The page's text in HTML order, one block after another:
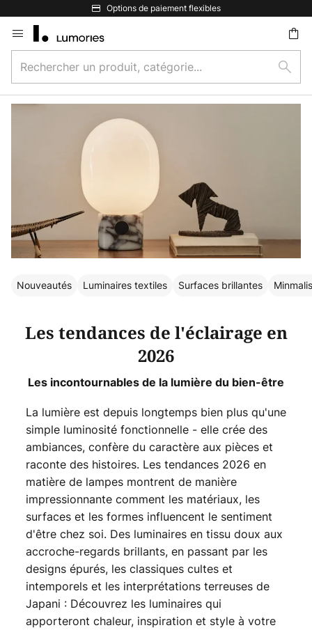
Options de paiement flexibles
Allez
au
contenu
un
produit,
catégorie...
Nouveautés Luminaires textiles Surfaces brillantes
Les tendances de l'éclairage en
2026
Les incontournables de la lumière du bien-être
La lumière est depuis longtemps bien plus qu'une
simple luminosité fonctionnelle - elle crée des
ambiances, confère du caractère aux pièces et
raconte des histoires. Les tendances 2026 en
matière de lampes montrent de manière
impressionnante comment les matériaux, les
surfaces et les formes influencent le sentiment
d'être chez soi. Des luminaires en tissu doux aux
accroche-regards brillants, en passant par les
designs épurés, les classiques cultes et
intemporels et les interprétations terreuses de
Japani : Découvrez les luminaires qui
apporteront chaleur, inspiration et style à votre